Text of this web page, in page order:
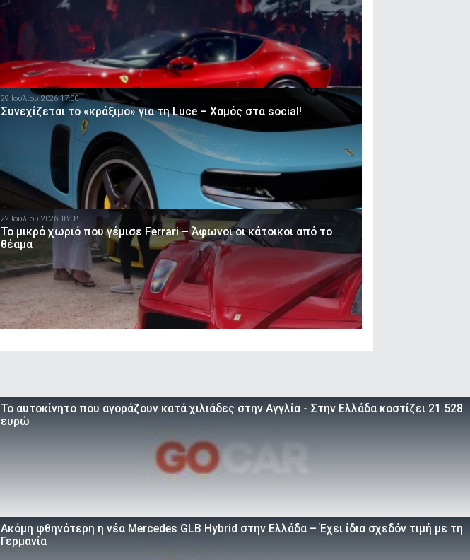
29 Ιουλίου 2026 17:00
Συνεχίζεται το «κράξιμο» για τη Luce – Χαμός στα social!
22 Ιουλίου 2026 18:08
Το μικρό χωριό που γέμισε Ferrari – Άφωνοι οι κάτοικοι από το
θέαμα
To αυτοκίνητο που αγοράζουν κατά χιλιάδες στην Αγγλία - Στην Ελλάδα κοστίζει 21.528
ευρώ
Ακόμη φθηνότερη η νέα Mercedes GLB Hybrid στην Ελλάδα – Έχει ίδια σχεδόν τιμή με τη
Γερμανία